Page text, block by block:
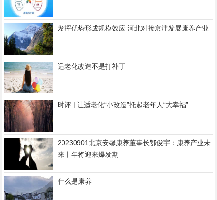
发挥优势形成规模效应 河北对接京津发展康养产业
适老化改造不是打补丁
时评 | 让适老化“小改造”托起老年人“大幸福”
20230901北京安馨康养董事长鄂俊宇：康养产业未
来十年将迎来爆发期
什么是康养